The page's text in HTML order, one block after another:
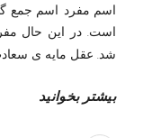
اسم مفرد_اسم جمع
است. در این حال
شد. عقل مایه ی
بیشتر بخوانید